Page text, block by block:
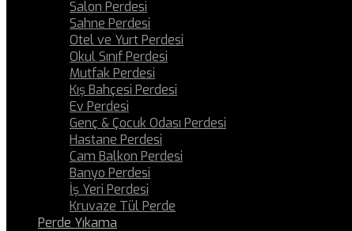
Salon Perdesi
Sahne Perdesi
Otel ve Yurt Perdesi
Okul Sınıf Perdesi
Mutfak Perdesi
Kış Bahçesi Perdesi
Ev Perdesi
Genç & Çocuk Odası Perdesi
Hastane Perdesi
Cam Balkon Perdesi
Banyo Perdesi
İş Yeri Perdesi
Kruvaze Tül Perde
Perde Yıkama